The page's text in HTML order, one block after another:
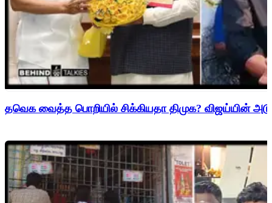
தவெக வைத்த பொறியில் சிக்கியதா திமுக? விஜய்யின்